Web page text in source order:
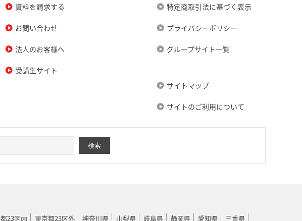
資料を請求する
お問い合わせ
法人のお客様へ
受講生サイト
特定商取引法に基づく表示
プライバシーポリシー
グループサイト一覧
サイトマップ
サイトのご利用について
23区内 東京都23区外 神奈川県 山梨県 岐阜県 静岡県 愛知県 三重県